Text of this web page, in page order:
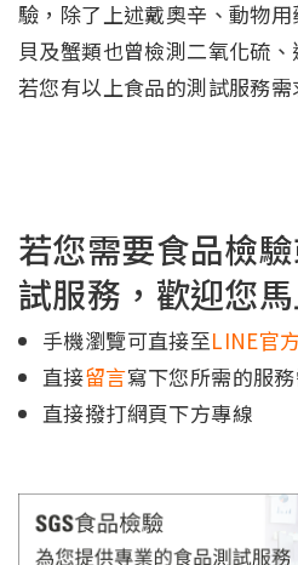
驗，除了上述戴奧辛、動物
貝及蟹類也曾檢測二氧化硫、
若您有以上食品的測試服務需
若您需要食品檢
試服務，歡迎您馬
手機瀏覽可直接至LINE官
直接留言寫下您所需的服
直接撥打網頁下方專線